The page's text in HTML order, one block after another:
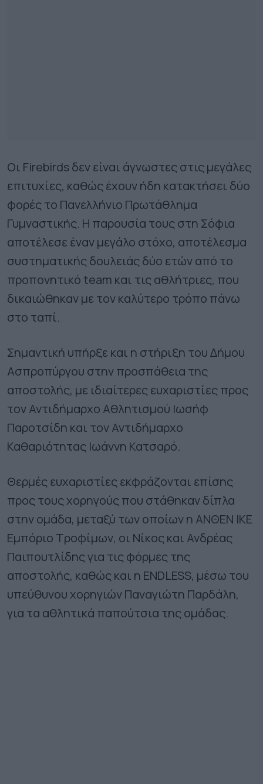
Οι Firebirds δεν είναι άγνωστες στις μεγάλες
επιτυχίες, καθώς έχουν ήδη κατακτήσει δύο
φορές το Πανελλήνιο Πρωτάθλημα
Γυμναστικής. Η παρουσία τους στη Σόφια
αποτέλεσε έναν μεγάλο στόχο, αποτέλεσμα
συστηματικής δουλειάς δύο ετών από το
προπονητικό team και τις αθλήτριες, που
δικαιώθηκαν με τον καλύτερο τρόπο πάνω
στο ταπί.
Σημαντική υπήρξε και η στήριξη του Δήμου
Ασπροπύργου στην προσπάθεια της
αποστολής, με ιδιαίτερες ευχαριστίες προς
τον Αντιδήμαρχο Αθλητισμού Ιωσήφ
Παροτσίδη και τον Αντιδήμαρχο
Καθαριότητας Ιωάννη Κατσαρό.
Θερμές ευχαριστίες εκφράζονται επίσης
προς τους χορηγούς που στάθηκαν δίπλα
στην ομάδα, μεταξύ των οποίων η ΑΝΘΕΝ ΙΚΕ
Εμπόριο Τροφίμων, οι Νίκος και Ανδρέας
Παιπουτλίδης για τις φόρμες της
αποστολής, καθώς και η ENDLESS, μέσω του
υπεύθυνου χορηγιών Παναγιώτη Παρδάλη,
για τα αθλητικά παπούτσια της ομάδας.